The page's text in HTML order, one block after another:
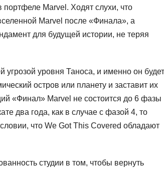
Marvel. Ходят слухи, что
Marvel после «Финала», а
для будущей истории, не теряя
угрозой уровня Таноса, и именно он будет
остров или планету и заставит их
«Финал» Marvel не состоится до 6 фазы
два года, как в случае с фазой 4, то
что We Got This Covered обладают
студии в том, чтобы вернуть